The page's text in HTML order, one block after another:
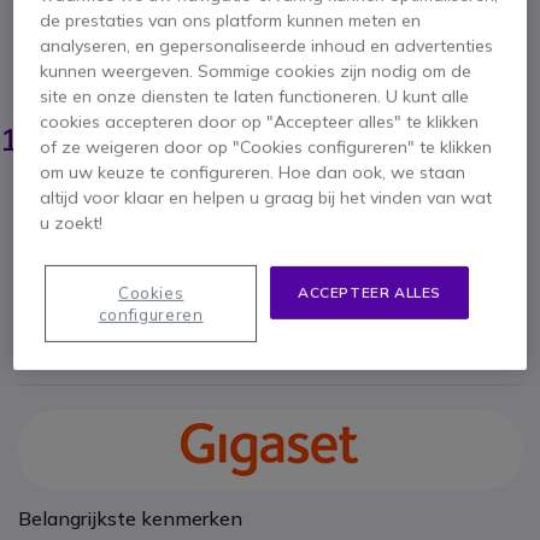
Universele batterij voor draadloze telefoons
5 van 13 Reviews
BESPAAR 6,00 €
19,95 €
13,95 € ex. BTW- 16,88 € incl. BTW
Aantal
IN WINKELWAGEN
45 producten
Belangrijkste kenmerken
de prestaties van ons platform kunnen meten en
analyseren, en gepersonaliseerde inhoud en advertenties
kunnen weergeven. Sommige cookies zijn nodig om de
site en onze diensten te laten functioneren. U kunt alle
cookies accepteren door op "Accepteer alles" te klikken
of ze weigeren door op "Cookies configureren" te klikken
om uw keuze te configureren. Hoe dan ook, we staan
altijd voor klaar en helpen u graag bij het vinden van wat
u zoekt!
ACCEPTEER ALLES
Cookies
configureren